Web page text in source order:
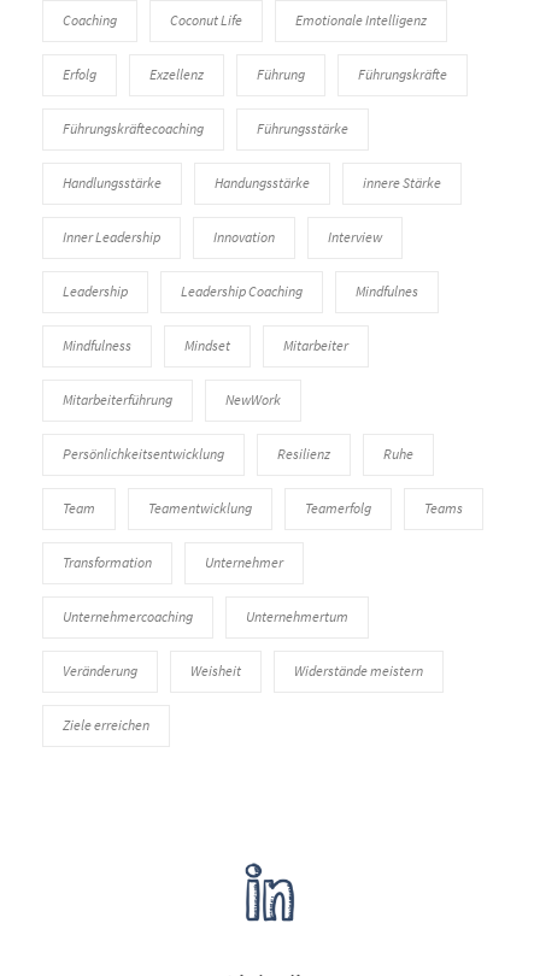
Coaching Coconut Life Emotionale Intelligenz
Erfolg Exzellenz Führung Führungskräfte
Führungskräftecoaching Führungsstärke
Handlungsstärke Handungsstärke innere Stärke
Inner Leadership Innovation Interview
Leadership Leadership Coaching Mindfulnes
Mindfulness Mindset Mitarbeiter
Mitarbeiterführung NewWork
Persönlichkeitsentwicklung Resilienz Ruhe
Team Teamentwicklung Teamerfolg Teams
Transformation Unternehmer
Unternehmercoaching Unternehmertum
Veränderung Weisheit Widerstände meistern
Ziele erreichen